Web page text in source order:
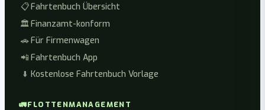
📋Fahrtenbuch Übersicht
🏛️Finanzamt-konform
🚗 Für Firmenwagen
📲 Fahrtenbuch App
⬇️ Kostenlose Fahrtenbuch Vorlage
🚛FLOTTENMANAGEMENT